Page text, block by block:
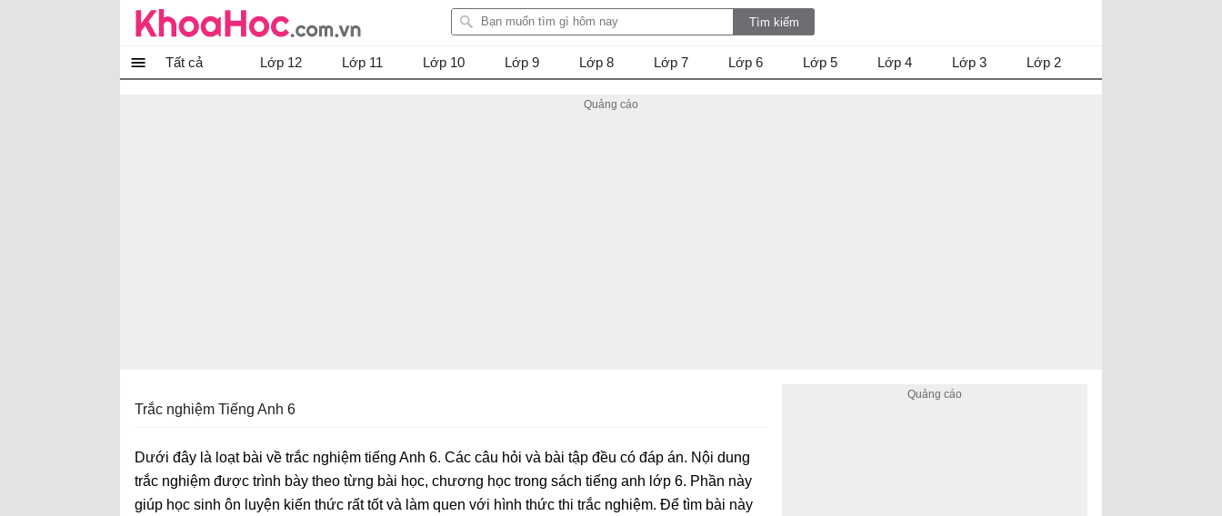
Tất cả Lớp 12 Lớp 11 Lớp 10 Lớp 9 Lớp 8 Lớp 7 Lớp 6 Lớp 5 Lớp 4 Lớp 3 Lớp 2
Trắc nghiệm Tiếng Anh 6
Dưới đây là loạt bài về trắc nghiệm tiếng Anh 6. Các câu hỏi và bài tập đều có đáp án. Nội dung
trắc nghiệm được trình bày theo từng bài học, chương học trong sách tiếng anh lớp 6. Phần này
giúp học sinh ôn luyện kiến thức rất tốt và làm quen với hình thức thi trắc nghiệm. Để tìm bài này